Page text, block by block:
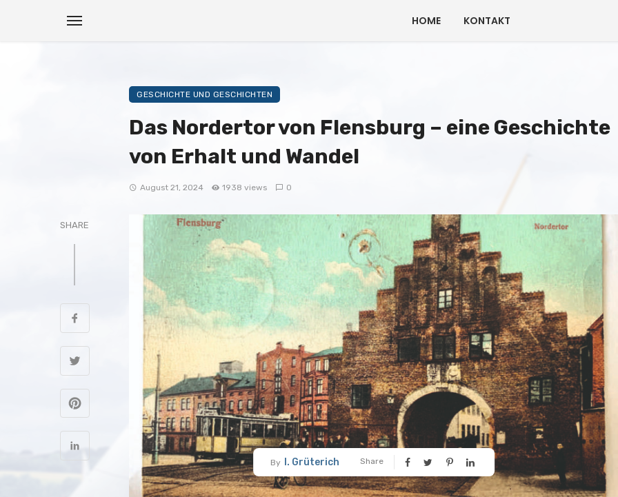
HOME KONTAKT
GESCHICHTE UND GESCHICHTEN
Das Nordertor von Flensburg – eine Geschichte
von Erhalt und Wandel
August 21, 2024 1938 views 0
SHARE
By I. Grüterich Share